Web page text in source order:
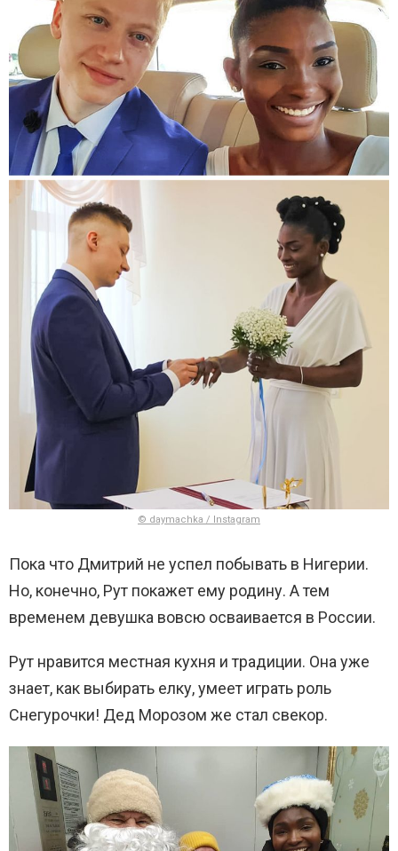
© daymachka / Instagram
Пока что Дмитрий не успел побывать в Нигерии.
Но, конечно, Рут покажет ему родину. А тем
временем девушка вовсю осваивается в России.
Рут нравится местная кухня и традиции. Она уже
знает, как выбирать елку, умеет играть роль
Снегурочки! Дед Морозом же стал свекор.